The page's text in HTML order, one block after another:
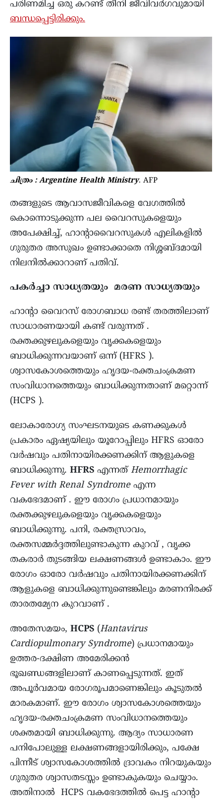
പരിണമിച്ച ഒരു കറണ്ട് തീനി ജീവിവർഗവുമായി
ബന്ധപ്പെട്ടിരിക്കും.
ചിത്രം : Argentine Health Ministry. AFP
തങ്ങളുടെ ആവാസജീവികളെ വേഗത്തിൽ
കൊന്നൊടുക്കുന്ന പല വൈറസുകളെയും
അപേക്ഷിച്ച്, ഹാന്റാവൈറസുകൾ എലികളിൽ
ഗുരുതര അസുഖം ഉണ്ടാക്കാതെ നിശ്ശബ്ദമായി
നിലനിൽക്കാറാണ് പതിവ്.
പകർച്ചാ സാധ്യതയും മരണ സാധ്യതയും
ഹാന്റാ വൈറസ് രോഗബാധ രണ്ട് തരത്തിലാണ്
സാധാരണയായി കണ്ട് വരുന്നത് .
രക്തക്കുഴലുകളെയും വൃക്കകളെയും
ബാധിക്കുന്നവയാണ് ഒന്ന് (HFRS ).
ശ്വാസകോശത്തെയും ഹൃദയ-രക്തചംക്രമണ
സംവിധാനത്തെയും ബാധിക്കുന്നതാണ് മറ്റൊന്ന്
(HCPS ).
ലോകാരോഗ്യ സംഘടനയുടെ കണക്കുകൾ
പ്രകാരം ഏഷ്യയിലും യൂറോപ്പിലും HFRS ഓരോ
വർഷവും പതിനായിരക്കണക്കിന് ആളുകളെ
ബാധിക്കുന്നു. HFRS എന്നത് Hemorrhagic
Fever with Renal Syndromeഎന്ന
വകഭേദമാണ് . ഈ രോഗം പ്രധാനമായും
രക്തക്കുഴലുകളെയും വൃക്കകളെയും
ബാധിക്കുന്നു. പനി, രക്തസ്രാവം,
രക്തസമ്മർദ്ദത്തിലുണ്ടാകുന്ന കുറവ് , വൃക്ക
തകരാർ തുടങ്ങിയ ലക്ഷണങ്ങൾ ഉണ്ടാകാം. ഈ
രോഗം ഓരോ വർഷവും പതിനായിരക്കണക്കിന്
ആളുകളെ ബാധിക്കുന്നുണ്ടെങ്കിലും മരണനിരക്ക്
താരതമ്യേന കുറവാണ് .
അതേസമയം, HCPS (Hantavirus
Cardiopulmonary Syndrome) പ്രധാനമായും
ഉത്തര-ദക്ഷിണ അമേരിക്കൻ
ഭൂഖണ്ഡങ്ങളിലാണ് കാണപ്പെടുന്നത്. ഇത്
അപൂർവമായ രോഗരൂപമാണെങ്കിലും കൂടുതൽ
മാരകമാണ്. ഈ രോഗം ശ്വാസകോശത്തെയും
ഹൃദയ-രക്തചംക്രമണ സംവിധാനത്തെയും
ശക്തമായി ബാധിക്കുന്നു. ആദ്യം സാധാരണ
പനിപോലുള്ള ലക്ഷണങ്ങളായിരിക്കും, പക്ഷേ
പിന്നീട് ശ്വാസകോശത്തിൽ ദ്രാവകം നിറയുകയും
ഗുരുതര ശ്വാസതടസ്സം ഉണ്ടാകുകയും ചെയ്യാം.
അതിനാൽ HCPS വകഭേദത്തിൽ പെട്ട ഹാന്റാ